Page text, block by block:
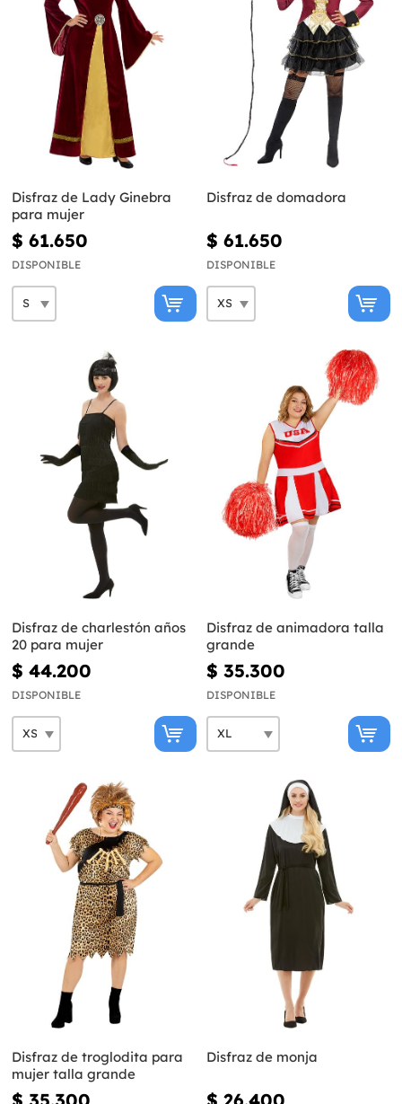
Disfraz de Lady Ginebra
para mujer
$ 61.650
DISPONIBLE
Disfraz de domadora
$ 61.650
DISPONIBLE
Disfraz de charlestón años
20 para mujer
$ 44.200
DISPONIBLE
Disfraz de animadora talla
grande
$ 35.300
DISPONIBLE
Disfraz de troglodita para
mujer talla grande
Disfraz de monja